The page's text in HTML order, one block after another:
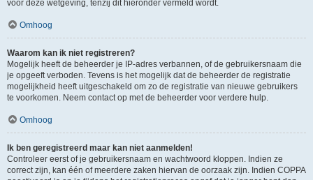
voor deze wetgeving, tenzij dit hieronder vermeld wordt.
Omhoog
Waarom kan ik niet registreren?
Mogelijk heeft de beheerder je IP-adres verbannen, of de gebruikersnaam die
je opgeeft verboden. Tevens is het mogelijk dat de beheerder de registratie
mogelijkheid heeft uitgeschakeld om zo de registratie van nieuwe gebruikers
te voorkomen. Neem contact op met de beheerder voor verdere hulp.
Omhoog
Ik ben geregistreerd maar kan niet aanmelden!
Controleer eerst of je gebruikersnaam en wachtwoord kloppen. Indien ze
correct zijn, kan één of meerdere zaken hiervan de oorzaak zijn. Indien COPPA